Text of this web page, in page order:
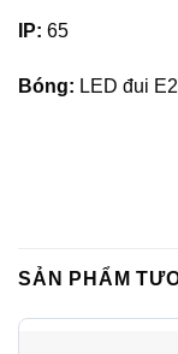
IP: 65
Bóng: LED đui
SẢN PHẨM